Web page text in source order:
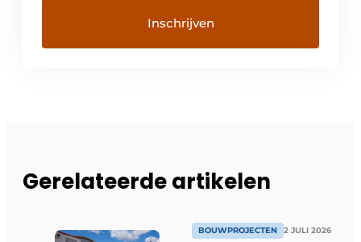
Gerelateerde artikelen
BOUWPROJECTEN 2 JULI 2026